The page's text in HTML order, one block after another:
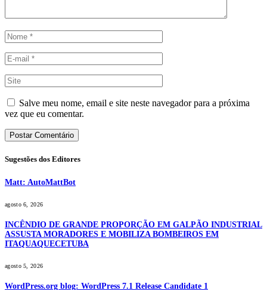
Salve meu nome, email e site neste navegador para a próxima
vez que eu comentar.
Sugestões dos Editores
Matt: AutoMattBot
agosto 6, 2026
INCÊNDIO DE GRANDE PROPORÇÃO EM GALPÃO INDUSTRIAL
ASSUSTA MORADORES E MOBILIZA BOMBEIROS EM
ITAQUAQUECETUBA
agosto 5, 2026
WordPress.org blog: WordPress 7.1 Release Candidate 1